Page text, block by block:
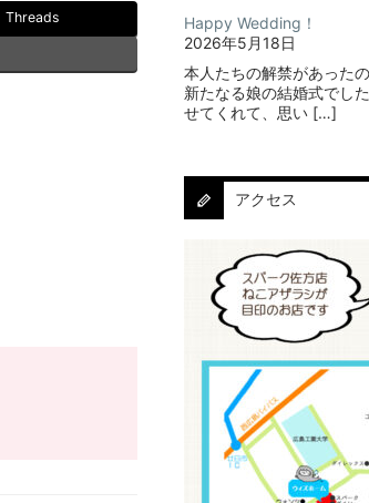
Threads
Happy Wedding！
2026年5月18日
本人たちの解禁があった
新たなる娘の結婚式でした
せてくれて、思い […]
アクセス